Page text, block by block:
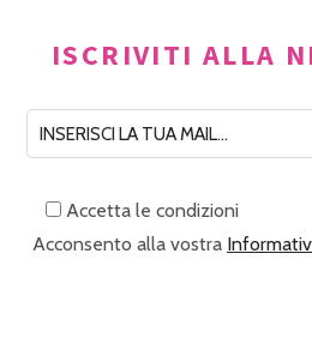
ISCRIVITI ALLA
Accetta le condizioni
Acconsento alla vostra